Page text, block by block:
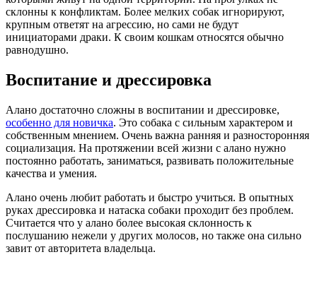
склонны к конфликтам. Более мелких собак игнорируют,
крупным ответят на агрессию, но сами не будут
инициаторами драки. К своим кошкам относятся обычно
равнодушно.
Воспитание и дрессировка
Алано достаточно сложны в воспитании и дрессировке,
особенно для новичка. Это собака с сильным характером и
собственным мнением. Очень важна ранняя и разносторонняя
социализация. На протяжении всей жизни с алано нужно
постоянно работать, заниматься, развивать положительные
качества и умения.
Алано очень любит работать и быстро учиться. В опытных
руках дрессировка и натаска собаки проходит без проблем.
Считается что у алано более высокая склонность к
послушанию нежели у других молосов, но также она сильно
завит от авторитета владельца.